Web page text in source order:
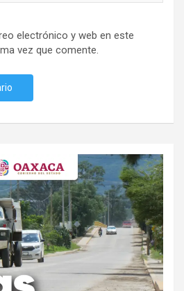
electrónico y web en este
vez que comente.